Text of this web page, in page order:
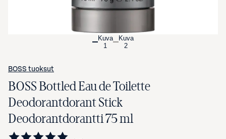
Kuva
1
Kuva
2
BOSS tuoksut
BOSS Bottled Eau de Toilette
Deodorantdorant Stick
Deodorantdorantti 75 ml